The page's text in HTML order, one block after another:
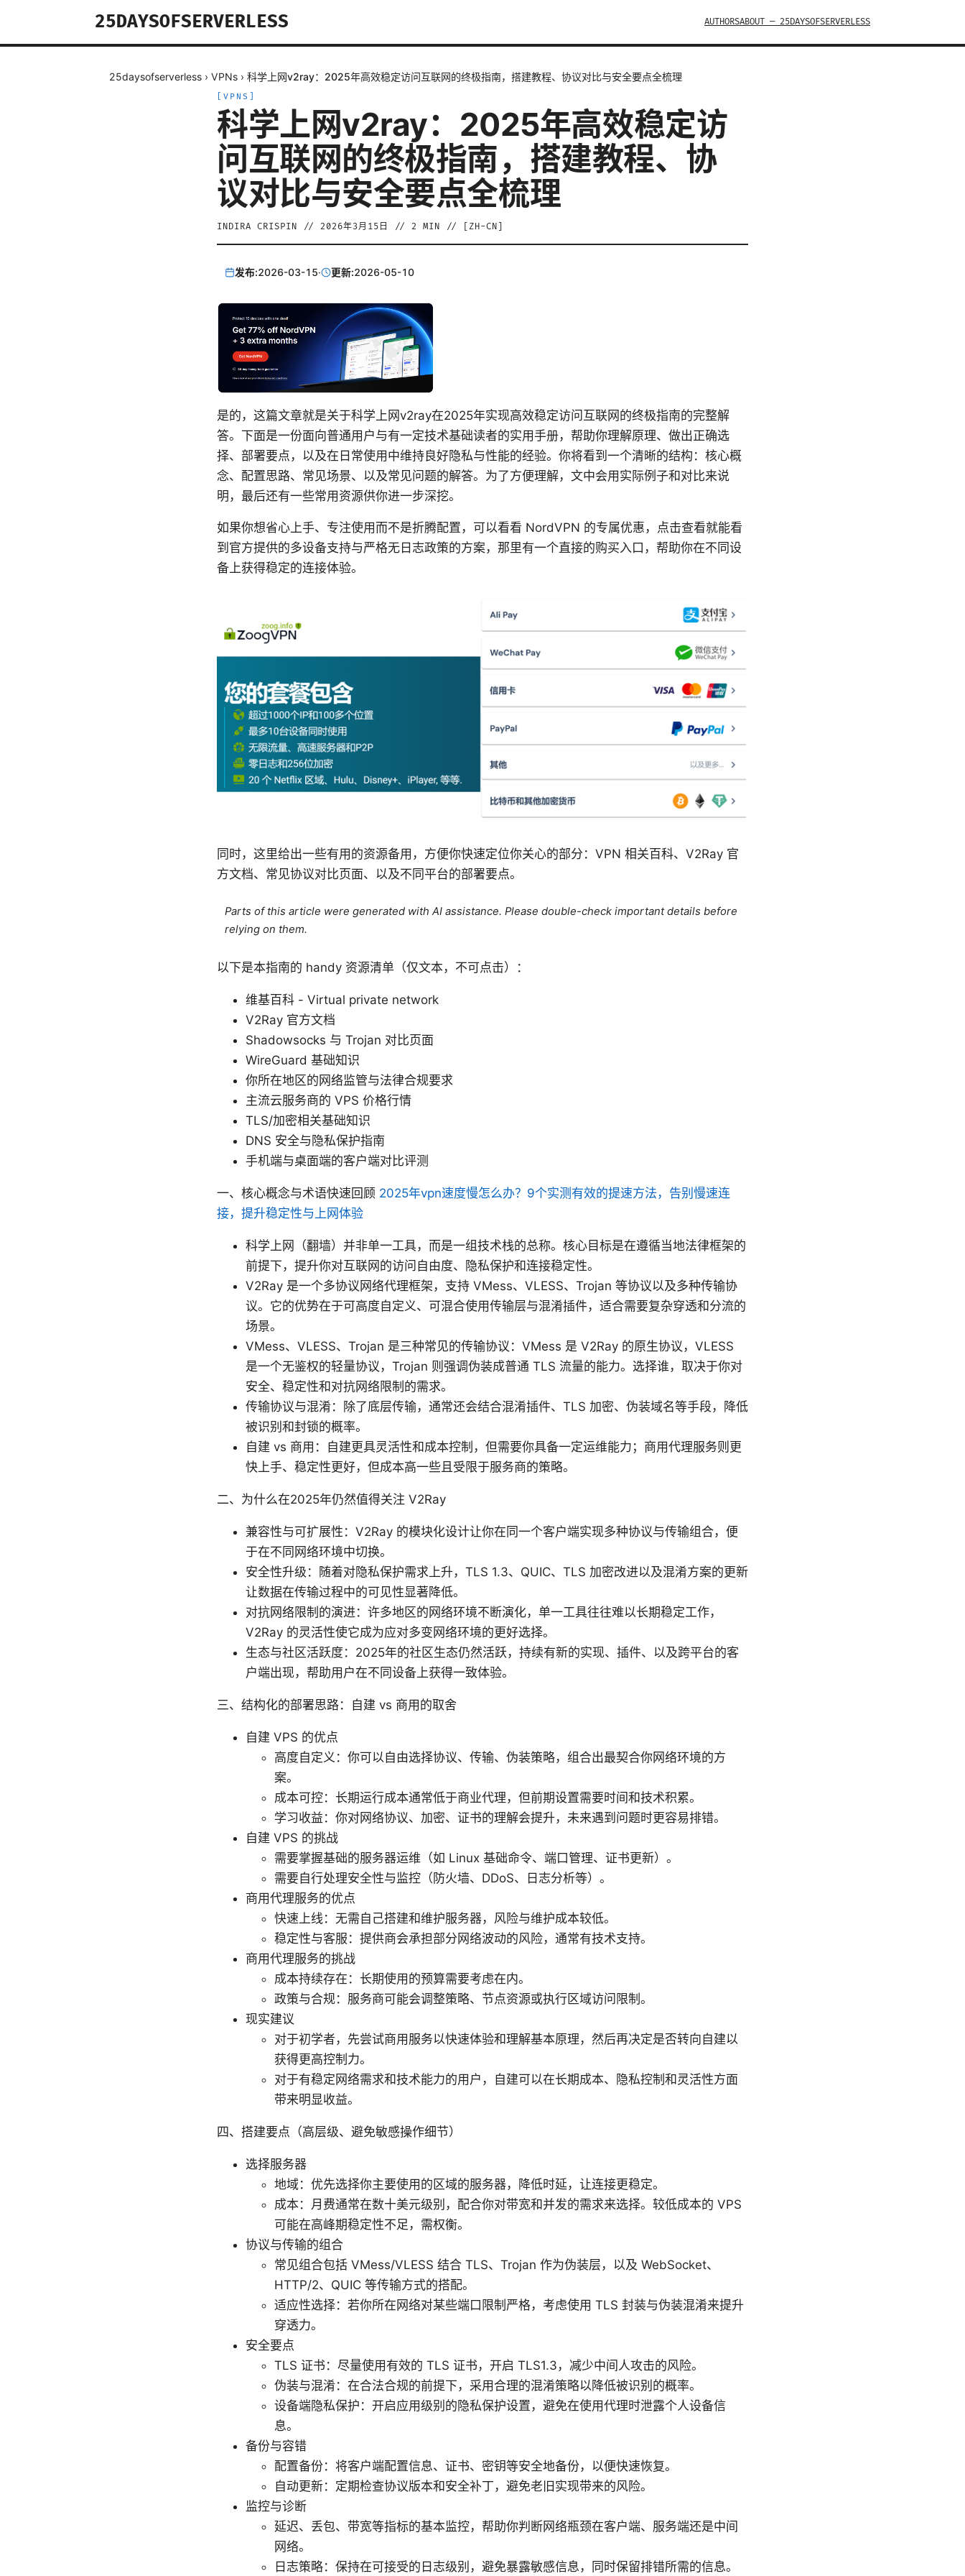
25DAYSOFSERVERLESS AUTHORSABOUT — 25DAYSOFSERVERLESS
25daysofserverless › VPNs › 科学上网v2ray：2025年高效稳定访问互联网的终极指南，搭建教程、协议对比与安全要点全梳理
VPNS
科学上网v2ray：2025年高效稳定访
问互联网的终极指南，搭建教程、协
议对比与安全要点全梳理
INDIRA CRISPIN // 2026年3月15日 // 2 MIN // [ ZH-CN
发布:2026-03-15· 更新:2026-05-10
是的，这篇文章就是关于科学上网v2ray在2025年实现高效稳定访问互联网的终极指南的完整解
答。下面是一份面向普通用户与有一定技术基础读者的实用手册，帮助你理解原理、做出正确选
择、部署要点，以及在日常使用中维持良好隐私与性能的经验。你将看到一个清晰的结构：核心概
念、配置思路、常见场景、以及常见问题的解答。为了方便理解，文中会用实际例子和对比来说
明，最后还有一些常用资源供你进一步深挖。
如果你想省心上手、专注使用而不是折腾配置，可以看看 NordVPN 的专属优惠，点击查看就能看
到官方提供的多设备支持与严格无日志政策的方案，那里有一个直接的购买入口，帮助你在不同设
备上获得稳定的连接体验。
同时，这里给出一些有用的资源备用，方便你快速定位你关心的部分：VPN 相关百科、V2Ray 官
方文档、常见协议对比页面、以及不同平台的部署要点。
Parts of this article were generated with AI assistance. Please double-check important details before
relying on them.
以下是本指南的 handy 资源清单（仅文本，不可点击）：
维基百科 - Virtual private network
V2Ray 官方文档
Shadowsocks 与 Trojan 对比页面
WireGuard 基础知识
你所在地区的网络监管与法律合规要求
主流云服务商的 VPS 价格行情
TLS/加密相关基础知识
DNS 安全与隐私保护指南
手机端与桌面端的客户端对比评测
一、核心概念与术语快速回顾 2025年vpn速度慢怎么办？9个实测有效的提速方法，告别慢速连
接，提升稳定性与上网体验
科学上网（翻墙）并非单一工具，而是一组技术栈的总称。核心目标是在遵循当地法律框架的
前提下，提升你对互联网的访问自由度、隐私保护和连接稳定性。
V2Ray 是一个多协议网络代理框架，支持 VMess、VLESS、Trojan 等协议以及多种传输协
议。它的优势在于可高度自定义、可混合使用传输层与混淆插件，适合需要复杂穿透和分流的
场景。
VMess、VLESS、Trojan 是三种常见的传输协议：VMess 是 V2Ray 的原生协议，VLESS
是一个无鉴权的轻量协议，Trojan 则强调伪装成普通 TLS 流量的能力。选择谁，取决于你对
安全、稳定性和对抗网络限制的需求。
传输协议与混淆：除了底层传输，通常还会结合混淆插件、TLS 加密、伪装域名等手段，降低
被识别和封锁的概率。
自建 vs 商用：自建更具灵活性和成本控制，但需要你具备一定运维能力；商用代理服务则更
快上手、稳定性更好，但成本高一些且受限于服务商的策略。
二、为什么在2025年仍然值得关注 V2Ray
兼容性与可扩展性：V2Ray 的模块化设计让你在同一个客户端实现多种协议与传输组合，便
于在不同网络环境中切换。
安全性升级：随着对隐私保护需求上升，TLS 1.3、QUIC、TLS 加密改进以及混淆方案的更新
让数据在传输过程中的可见性显著降低。
对抗网络限制的演进：许多地区的网络环境不断演化，单一工具往往难以长期稳定工作，
V2Ray 的灵活性使它成为应对多变网络环境的更好选择。
生态与社区活跃度：2025年的社区生态仍然活跃，持续有新的实现、插件、以及跨平台的客
户端出现，帮助用户在不同设备上获得一致体验。
三、结构化的部署思路：自建 vs 商用的取舍
自建 VPS 的优点
高度自定义：你可以自由选择协议、传输、伪装策略，组合出最契合你网络环境的方
案。
成本可控：长期运行成本通常低于商业代理，但前期设置需要时间和技术积累。
学习收益：你对网络协议、加密、证书的理解会提升，未来遇到问题时更容易排错。
自建 VPS 的挑战
需要掌握基础的服务器运维（如 Linux 基础命令、端口管理、证书更新）。
需要自行处理安全性与监控（防火墙、DDoS、日志分析等）。
商用代理服务的优点
快速上线：无需自己搭建和维护服务器，风险与维护成本较低。
稳定性与客服：提供商会承担部分网络波动的风险，通常有技术支持。
商用代理服务的挑战
成本持续存在：长期使用的预算需要考虑在内。
政策与合规：服务商可能会调整策略、节点资源或执行区域访问限制。
现实建议
对于初学者，先尝试商用服务以快速体验和理解基本原理，然后再决定是否转向自建以
获得更高控制力。
对于有稳定网络需求和技术能力的用户，自建可以在长期成本、隐私控制和灵活性方面
带来明显收益。
四、搭建要点（高层级、避免敏感操作细节）
选择服务器
地域：优先选择你主要使用的区域的服务器，降低时延，让连接更稳定。
成本：月费通常在数十美元级别，配合你对带宽和并发的需求来选择。较低成本的 VPS
可能在高峰期稳定性不足，需权衡。
协议与传输的组合
常见组合包括 VMess/VLESS 结合 TLS、Trojan 作为伪装层，以及 WebSocket、
HTTP/2、QUIC 等传输方式的搭配。
适应性选择：若你所在网络对某些端口限制严格，考虑使用 TLS 封装与伪装混淆来提升
穿透力。
安全要点
TLS 证书：尽量使用有效的 TLS 证书，开启 TLS1.3，减少中间人攻击的风险。
伪装与混淆：在合法合规的前提下，采用合理的混淆策略以降低被识别的概率。
设备端隐私保护：开启应用级别的隐私保护设置，避免在使用代理时泄露个人设备信
息。
备份与容错
配置备份：将客户端配置信息、证书、密钥等安全地备份，以便快速恢复。
自动更新：定期检查协议版本和安全补丁，避免老旧实现带来的风险。
监控与诊断
延迟、丢包、带宽等指标的基本监控，帮助你判断网络瓶颈在客户端、服务端还是中间
网络。
日志策略：保持在可接受的日志级别，避免暴露敏感信息，同时保留排错所需的信息。